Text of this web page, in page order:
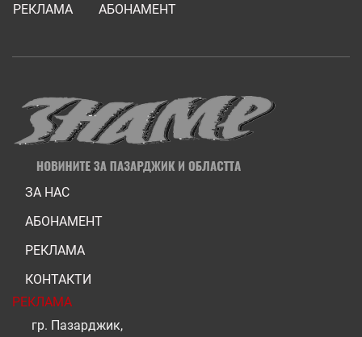
РЕКЛАМА
АБОНАМЕНТ
ЗА НАС
АБОНАМЕНТ
РЕКЛАМА
КОНТАКТИ
РЕКЛАМА
гр. Пазарджик,